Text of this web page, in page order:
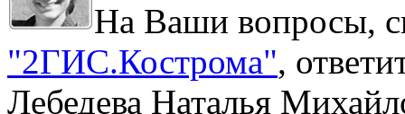
На Ваши вопросы,
"2ГИС.Кострома",
Лебедева Наталья